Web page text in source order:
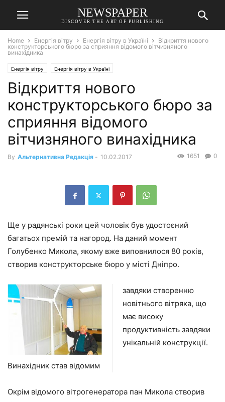
NEWSPAPER
DISCOVER THE ART OF PUBLISHING
Home Енергія вітру Енергія вітру в Україні
Відкриття нового
конструкторського бюро за сприяння відомого вітчизняного
винахідника
Енергія вітру Енергія вітру в Україні
Відкриття нового
конструкторського бюро за
сприяння відомого
вітчизняного винахідника
By Альтернативна Редакція - 10.02.2017 0
1651
Ще у радянські роки цей чоловік був удостоєний
багатьох премій та нагород. На даний момент
Голубенко Микола, якому вже виповнилося 80 років,
створив конструкторське бюро у місті Дніпро.
Винахідник став відомим
завдяки створенню
новітнього вітряка, що
має високу
продуктивність завдяки
унікальній конструкції.
Окрім відомого вітрогенератора пан Микола створив